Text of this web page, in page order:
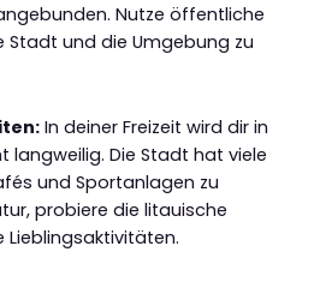
Nutze öffentliche
Stadt und die Umgebung zu
In deiner Freizeit wird dir in
langweilig. Die Stadt hat viele
und Sportanlagen zu
probiere die litauische
Lieblingsaktivitäten.